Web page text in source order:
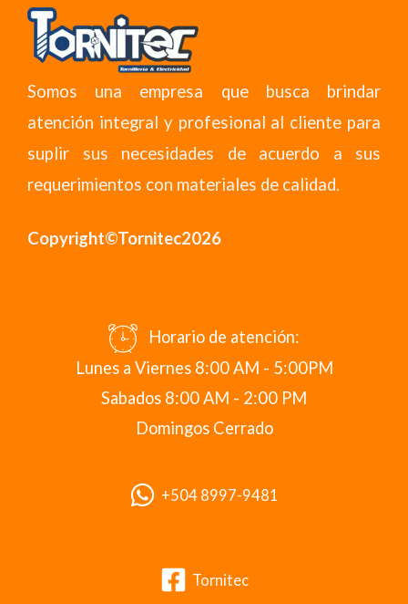
Somos una empresa que busca brindar
atención integral y profesional al cliente para
suplir sus necesidades de acuerdo a sus
requerimientos con materiales de calidad.
Copyright©Tornitec2026
Horario de atención:
Lunes a Viernes 8:00 AM - 5:00PM
Sabados 8:00 AM - 2:00 PM
Domingos Cerrado
+504 8997-9481
Tornitec